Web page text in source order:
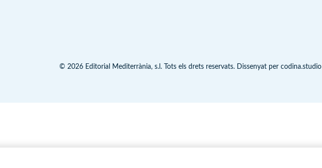
© 2026 Editorial Mediterrània, s.l. Tots els drets reservats. Dissenyat per codina.studio